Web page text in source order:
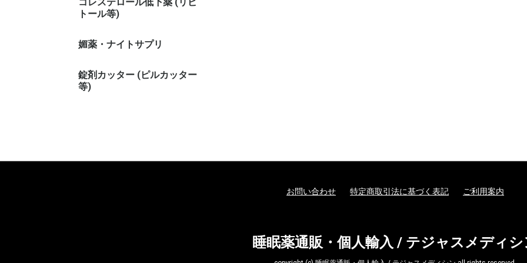
コレステロール低下薬 (リピ
トール等)
媚薬・ナイトサプリ
錠剤カッター (ピルカッター
等)
お問い合わせ 特定商取引法に基づく表記 ご利用案内
睡眠薬通販・個人輸入 / テジャスメディシ